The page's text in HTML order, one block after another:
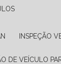
INSPEÇÃO
DE VEÍCULO